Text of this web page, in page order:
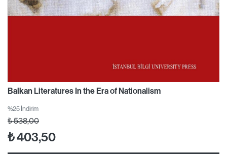
Balkan Literatures In the Era of Nationalism
%25 İndirim
₺538,00
₺403,50